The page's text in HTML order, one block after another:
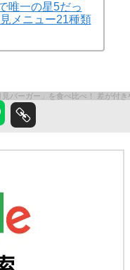
唯一の星5だっ
メニュー21種類
見バーガー」を食べ比べ！ 差が付